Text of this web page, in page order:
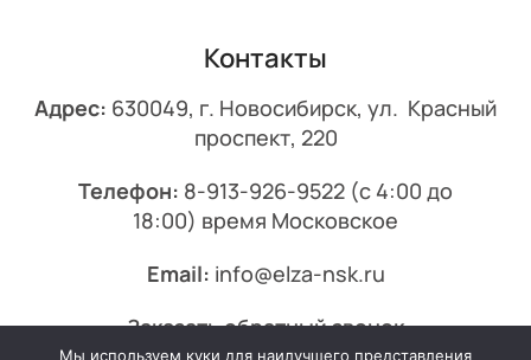
Контакты
Адрес: 630049, г. Новосибирск, ул. Красный
проспект, 220
Телефон: 8-913-926-9522 (с 4:00 до
18:00) время Московское
Email: info@elza-nsk.ru
Заказать обратный звонок
Мы используем куки для наилучшего представления